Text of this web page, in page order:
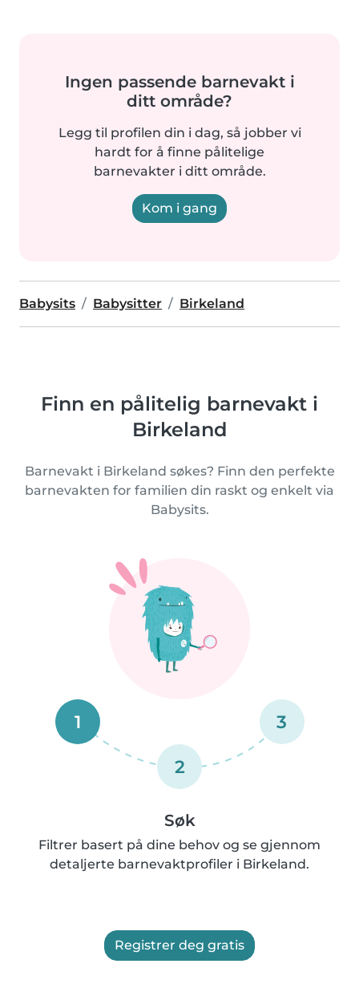
Ingen passende barnevakt i
ditt område?
Legg til profilen din i dag, så jobber vi
hardt for å finne pålitelige
barnevakter i ditt område.
Kom i gang
Babysits Babysitter Birkeland
Finn en pålitelig barnevakt i
Birkeland
Barnevakt i Birkeland søkes? Finn den perfekte
barnevakten for familien din raskt og enkelt via
Babysits.
1
2
3
Søk
Filtrer basert på dine behov og se gjennom
detaljerte barnevaktprofiler i Birkeland.
Registrer deg gratis